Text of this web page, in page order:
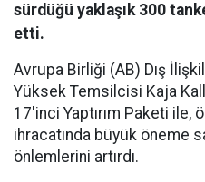
sürdüğü yaklaşık 300
etti.
Avrupa Birliği (AB) Dış
Yüksek Temsilcisi Kaja
17'inci Yaptırım Paketi ile,
ihracatında büyük öneme
önlemlerini artırdı.